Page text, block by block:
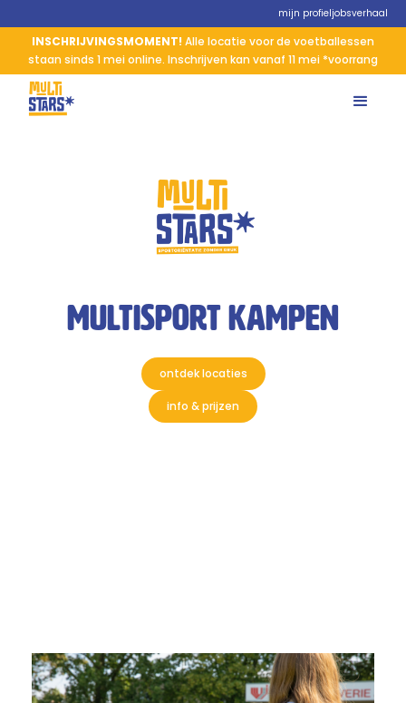
mijn profieljobsverhaal
INSCHRIJVINGSMOMENT! Alle locatie voor de voetballessen
staan sinds 1 mei online. Inschrijven kan vanaf 11 mei *voorrang
multisport kampen
ontdek locaties
info & prijzen